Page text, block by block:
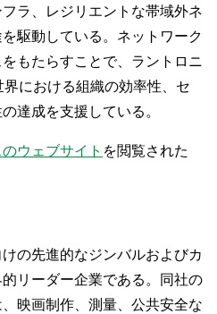
ラ、レジリエントな帯域外ネ
駆動している。ネットワーク
もたらすことで、ラントロニ
における組織の効率性、セ
達成を支援している。
ウェブサイト を閲覧された
の先進的なジンバルおよびカ
リーダー企業である。同社の
映画制作、測量、公共安全な